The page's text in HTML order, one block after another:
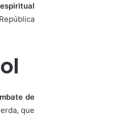
de
que